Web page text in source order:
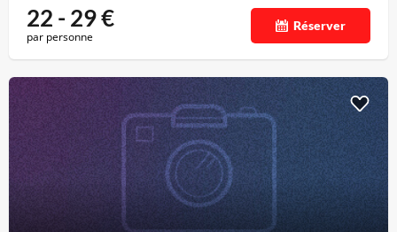
22 - 29€
par personne
Réserver